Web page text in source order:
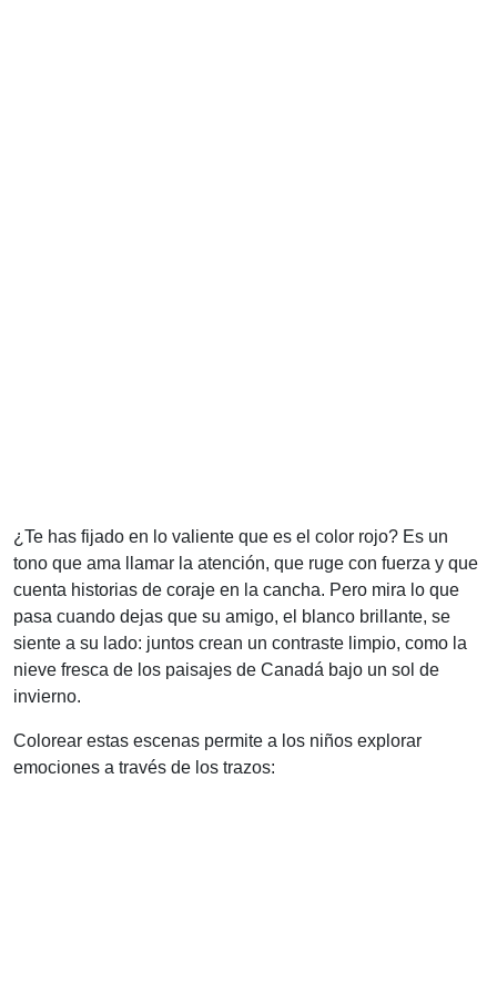
¿Te has fijado en lo valiente que es el color rojo? Es un
tono que ama llamar la atención, que ruge con fuerza y que
cuenta historias de coraje en la cancha. Pero mira lo que
pasa cuando dejas que su amigo, el blanco brillante, se
siente a su lado: juntos crean un contraste limpio, como la
nieve fresca de los paisajes de Canadá bajo un sol de
invierno.
Colorear estas escenas permite a los niños explorar
emociones a través de los trazos: